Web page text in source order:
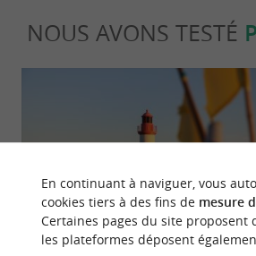
NOUS AVONS TESTÉ
Séjours / Weekend
En continuant à naviguer, vous
cookies tiers à des fins de mesure
Certaines pages du site proposent
les plateformes déposent